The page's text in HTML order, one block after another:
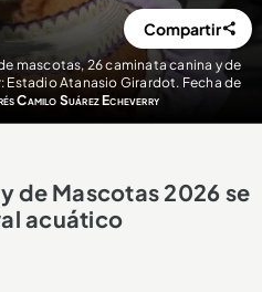
mascotas, 26 caminata canina y de
Estadio Atanasio Girardot. Fecha de
Suárez Echeverry
Compartir
de Mascotas 2026 se
acuático